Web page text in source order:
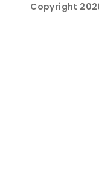
Copyright